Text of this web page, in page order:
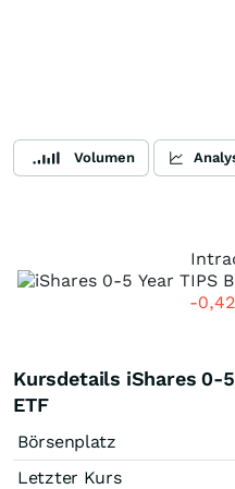
Volumen
-0,42
Kursdetails iShares 0-
ETF
Börsenplatz
Letzter Kurs